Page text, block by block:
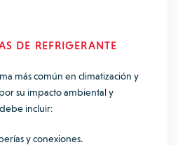
DE REFRIGERANTE
más común en climatización y
su impacto ambiental y
incluir:
y conexiones.